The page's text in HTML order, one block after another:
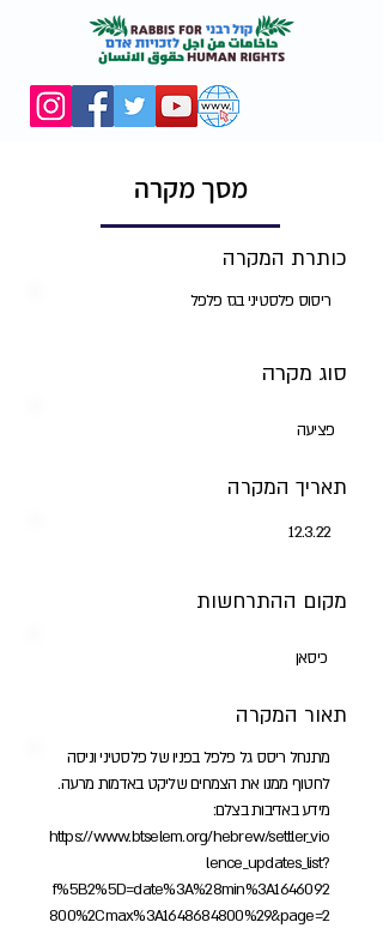
מסך מקרה
כותרת המקרה
ריסוס פלסטיני בגז פלפל
סוג מקרה
פציעה
תאריך המקרה
12.3.22
מקום ההתרחשות
כיסאן
תאור המקרה
מתנחל ריסס גל פלפל בפניו של פלסטיני וניסה
לחטוף ממנו את הצמחים שליקט באדמות מרעה.
מידע באדיבות בצלם:
https://www.btselem.org/hebrew/settler_vio
lence_updates_list?
f%5B2%5D=date%3A%28min%3A1646092
800%2Cmax%3A1648684800%29&page=2